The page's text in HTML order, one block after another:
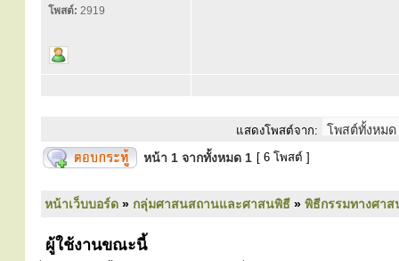
โพสต์: 2919
แสดงโพสต์จาก:
หน้า 1 จากทั้งหมด 1 [ 6 โพสต์ ]
หน้าเว็บบอร์ด » กลุ่มศาสนสถานและศาสนพิธี » พิธีกรรมทางศา
ผู้ใช้งานขณะนี้